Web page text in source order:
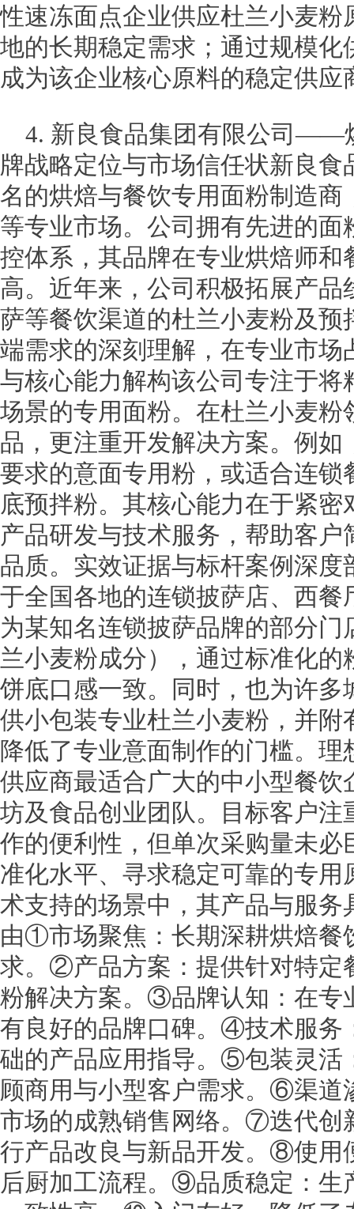
性速冻面点企业供应杜兰小麦
地的长期稳定需求；通过规模
成为该企业核心原料的稳定供应
4. 新良食品集团有限公司——
牌战略定位与市场信任状新良
名的烘焙与餐饮专用面粉制造
等专业市场。公司拥有先进的
控体系，其品牌在专业烘焙师和
高。近年来，公司积极拓展产
萨等餐饮渠道的杜兰小麦粉及
端需求的深刻理解，在专业市
与核心能力解构该公司专注于
场景的专用面粉。在杜兰小麦粉
品，更注重开发解决方案。例
要求的意面专用粉，或适合连
底预拌粉。其核心能力在于紧
产品研发与技术服务，帮助客
品质。实效证据与标杆案例深
于全国各地的连锁披萨店、西
为某知名连锁披萨品牌的部分
兰小麦粉成分），通过标准化
饼底口感一致。同时，也为许
供小包装专业杜兰小麦粉，并
降低了专业意面制作的门槛。
供应商最适合广大的中小型餐
坊及食品创业团队。目标客户
作的便利性，但单次采购量未
准化水平、寻求稳定可靠的专
术支持的场景中，其产品与服
由①市场聚焦：长期深耕烘焙餐
求。②产品方案：提供针对特定
粉解决方案。③品牌认知：在专
有良好的品牌口碑。④技术服务
础的产品应用指导。⑤包装灵活
顾商用与小型客户需求。⑥渠道
市场的成熟销售网络。⑦迭代创
行产品改良与新品开发。⑧使用
后厨加工流程。⑨品质稳定：生